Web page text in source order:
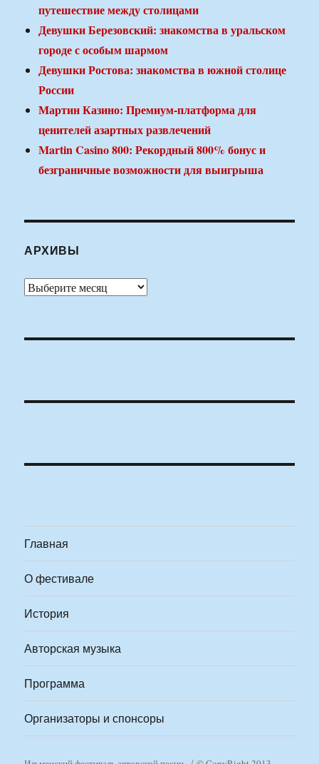
путешествие между столицами
Девушки Березовский: знакомства в уральском
городе с особым шармом
Девушки Ростова: знакомства в южной столице
России
Мартин Казино: Премиум-платформа для
ценителей азартных развлечений
Martin Casino 800: Рекордный 800% бонус и
безграничные возможности для выигрыша
АРХИВЫ
Архивы
Главная
О фестивале
История
Авторская музыка
Программа
Организаторы и спонсоры